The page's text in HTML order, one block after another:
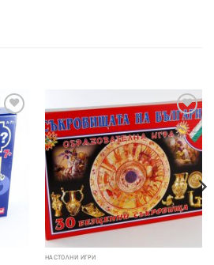
НАСТОЛНИ ИГРИ